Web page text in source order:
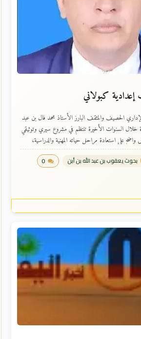
كبولاني
بحوث يعقوب بن عبد الله بن أبن
0
الحصيف والمثقف البارز الأستاذ محمد فال بن عبد
خلال السنوات الأخيرة تنتظم في مشروع سيري وتوثيقي
استعادة مراحل حياته المهنية والدراسية،
وذكريات وشهادات. فهو لا يقدم سيرته دفعة واحدة
وفق تعاقب زمني متصل بل ...